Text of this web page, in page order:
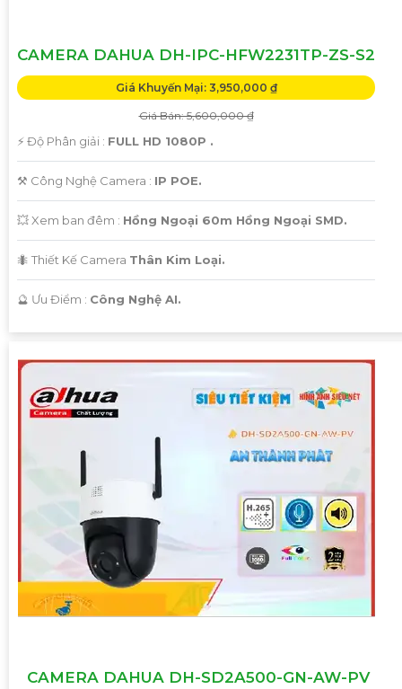
CAMERA DAHUA DH-IPC-HFW2231TP-ZS-S2
Giá Khuyến Mại: 3,950,000 ₫
Giá Bán: 5,600,000 ₫
️⚡ Độ Phân giải : FULL HD 1080P .
⚒ Công Nghệ Camera : IP POE.
💥 Xem ban đêm : Hồng Ngoại 60m Hồng Ngoại SMD.
🐜 Thiết Kế Camera Thân Kim Loại.
️🔮 Ưu Điểm : Công Nghệ AI.
CAMERA DAHUA DH-SD2A500-GN-AW-PV